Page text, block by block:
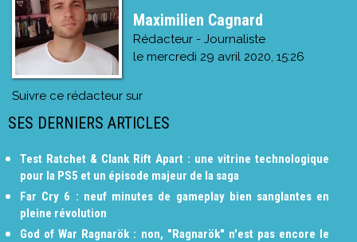
Maximilien Cagnard
Rédacteur - Journaliste
le mercredi 29 avril 2020, 15:26
Suivre ce rédacteur sur
SES DERNIERS ARTICLES
Test Ratchet & Clank Rift Apart : une vitrine technologique
pour la PS5 et un épisode majeur de la saga
Far Cry 6 : neuf minutes de gameplay bien sanglantes en
pleine révolution
God of War Ragnarök : non, "Ragnarök" n'est pas encore le